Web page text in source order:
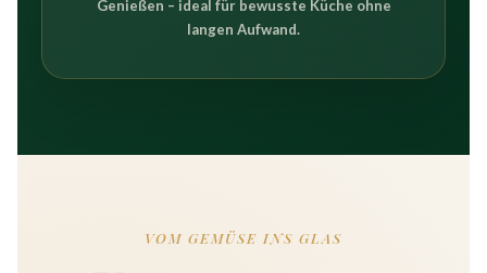
Genießen – ideal für bewusste Küche ohne
langen Aufwand.
VOM GEMÜSE INS GLAS